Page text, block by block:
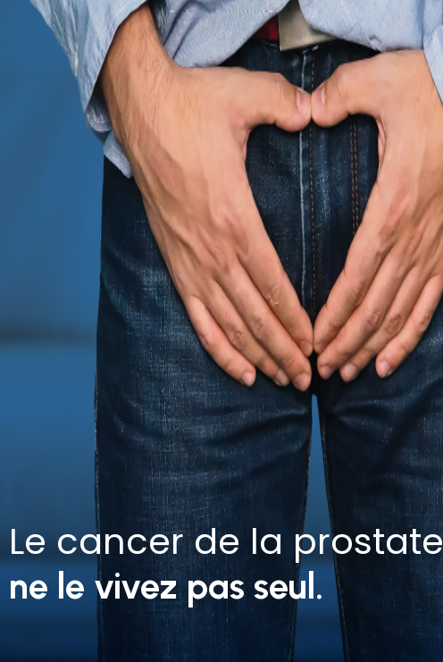
Le cancer de la prostate
ne le vivez pas seul.